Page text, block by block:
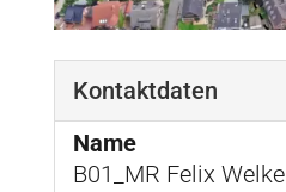
Kontaktdaten
Name
B01_MR Felix Welke